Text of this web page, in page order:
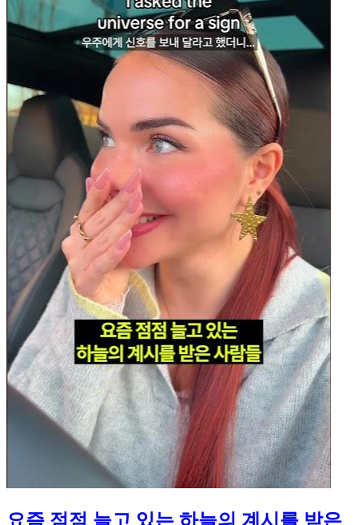
요즘 점점 늘고 있는 하늘의 계시를 받은